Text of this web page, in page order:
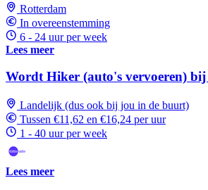
Rotterdam
In overeenstemming
6 - 24 uur per week
Lees meer
Wordt Hiker (auto's vervoeren) bij
Landelijk (dus ook bij jou in de buurt)
Tussen €11,62 en €16,24 per uur
1 - 40 uur per week
Lees meer